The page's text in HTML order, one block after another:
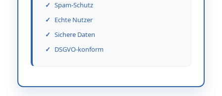
Spam-Schutz
Echte Nutzer
Sichere Daten
DSGVO-konform